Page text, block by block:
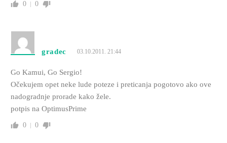
0 0
gradec 03.10.2011. 21:44
Go Kamui, Go Sergio!
Očekujem opet neke lude poteze i preticanja pogotovo ako ove
nadogradnje prorade kako žele.
potpis na OptimusPrime
0 0